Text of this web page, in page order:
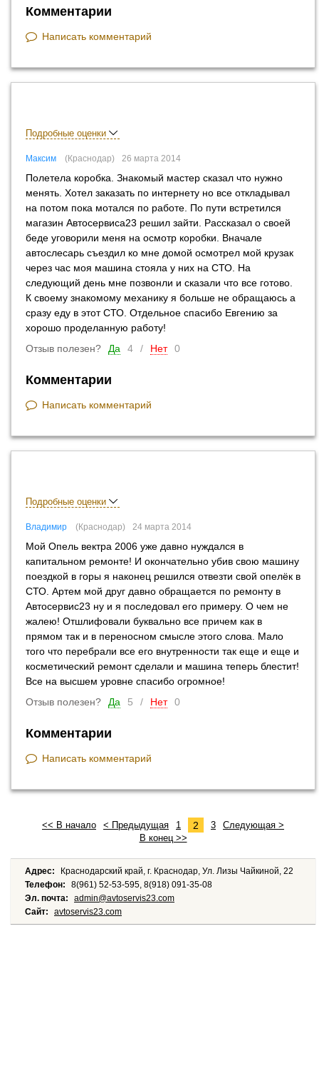
Комментарии
Написать комментарий
Подробные оценки
Максим Краснодар 26 марта 2014
Полетела коробка. Знакомый мастер сказал что нужно
менять. Хотел заказать по интернету но все откладывал
на потом пока мотался по работе. По пути встретился
магазин Автосервиса23 решил зайти. Рассказал о своей
беде уговорили меня на осмотр коробки. Вначале
автослесарь съездил ко мне домой осмотрел мой крузак
через час моя машина стояла у них на СТО. На
следующий день мне позвонли и сказали что все готово.
К своему знакомому механику я больше не обращаюсь а
сразу еду в этот СТО. Отдельное спасибо Евгению за
хорошо проделанную работу!
Отзыв полезен?
Да 4 / Нет 0
Комментарии
Написать комментарий
Подробные оценки
Владимир Краснодар 24 марта 2014
Мой Опель вектра 2006 уже давно нуждался в
капитальном ремонте! И окончательно убив свою машину
поездкой в горы я наконец решился отвезти свой опелёк в
СТО. Артем мой друг давно обращается по ремонту в
Автосервис23 ну и я последовал его примеру. О чем не
жалею! Отшлифовали буквально все причем как в
прямом так и в переносном смысле этого слова. Мало
того что перебрали все его внутренности так еще и еще и
косметический ремонт сделали и машина теперь блестит!
Все на высшем уровне спасибо огромное!
Отзыв полезен?
Да 5 / Нет 0
Комментарии
Написать комментарий
<< В начало < Предыдущая 1 2 3
Следующая >
В конец >>
Адрес:
Краснодарский край, г. Краснодар, Ул. Лизы Чайкиной, 22
Телефон:
8(961) 52-53-595, 8(918) 091-35-08
Эл. почта:
admin@avtoservis23.com
Сайт:
avtoservis23.com